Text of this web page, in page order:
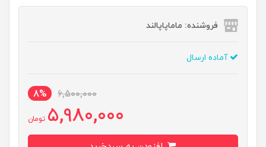
فروشنده: ماماپاپالند
آماده ارسال
6,500,000
8%
5,980,000 تومان